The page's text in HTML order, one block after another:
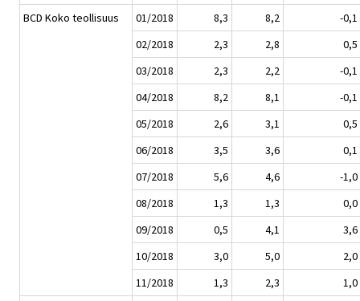
BCD Koko teollisuus
01/2018 8,3 8,2
-0,1
02/2018
2,3 2,8
0,5
03/2018
2,3 2,2
-0,1
04/2018
8,2 8,1
-0,1
05/2018
2,6 3,1
0,5
06/2018
3,5 3,6
0,1
07/2018
5,6 4,6
-1,0
08/2018
1,3 1,3
0,0
09/2018
0,5 4,1
3,6
10/2018
3,0 5,0
2,0
11/2018
1,3 2,3
1,0